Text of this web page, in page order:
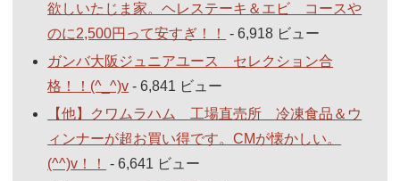
欲しいたじま家。ヘレステーキ＆エビ コースや
のに2,500円って安すぎ！！
- 6,918 ビュー
ガンバ大阪ジュニアユース セレクション合
格！！(^_^)v - 6,841 ビュー
【他】クワムラハム 工場直売所 冷凍食品＆ウ
ィンナーが超お買い得です。CMが懐かしい。
(^^)v！！
- 6,641 ビュー